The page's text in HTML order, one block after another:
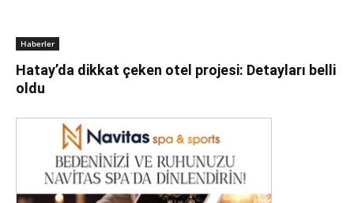
Haberler
Hatay’da dikkat çeken otel projesi: Detayları belli
oldu